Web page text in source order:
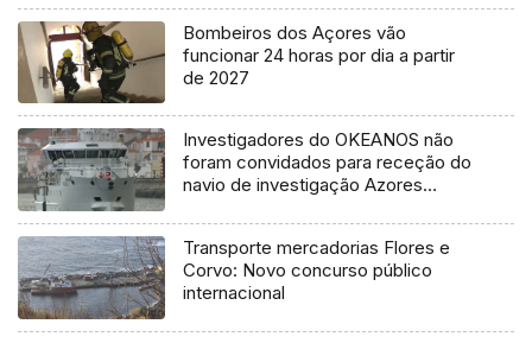
Bombeiros dos Açores vão
funcionar 24 horas por dia a partir
de 2027
Investigadores do OKEANOS não
foram convidados para receção do
navio de investigação Azores
Transporte mercadorias Flores e
Corvo: Novo concurso público
internacional